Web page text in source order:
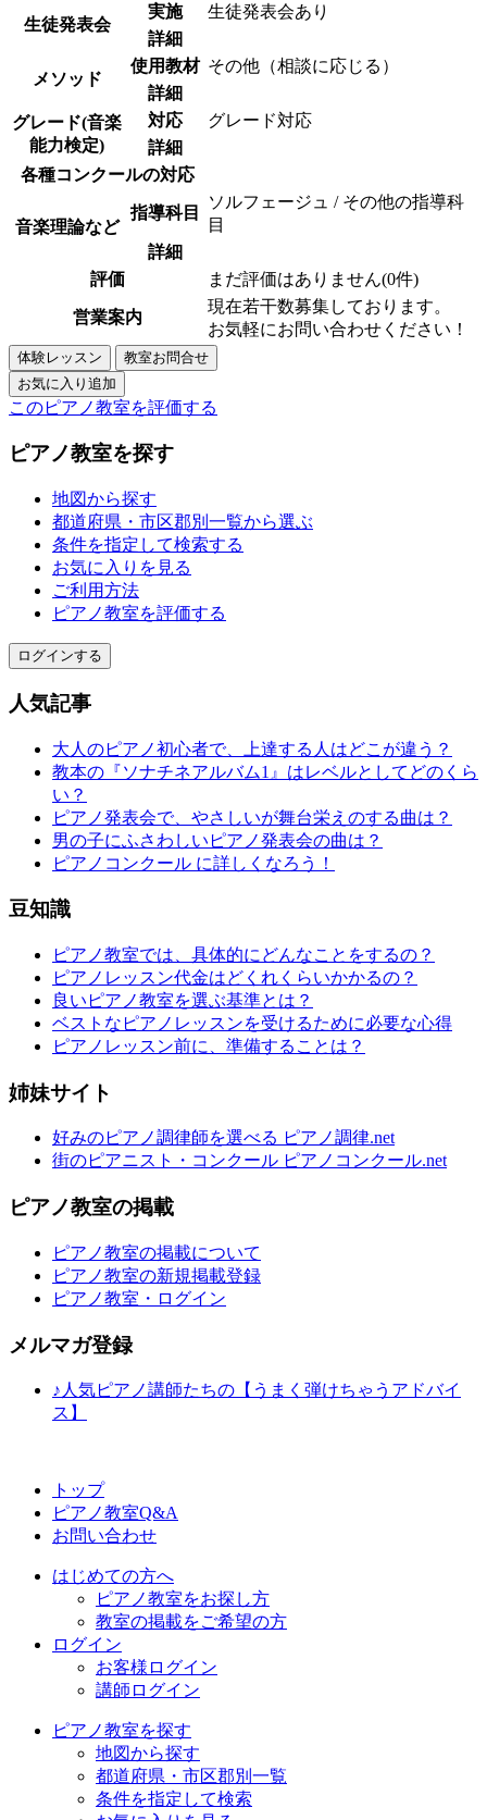
生徒発表会
実施
生徒発表会あり
詳細
メソッド
使用教材 その他（相談に応じる）
詳細
グレード(音楽
能力検定)
対応
グレード対応
詳細
各種コンクールの対応
音楽理論など
指導科目
ソルフェージュ / その他の指導科
目
詳細
評価
まだ評価はありません(0件)
営業案内
現在若干数募集しております。
お気軽にお問い合わせください！
このピアノ教室を評価する
ピアノ教室を探す
地図から探す
都道府県・市区郡別一覧から選ぶ
条件を指定して検索する
お気に入りを見る
ご利用方法
ピアノ教室を評価する
ログインする
人気記事
大人のピアノ初心者で、上達する人はどこが違う？
教本の『ソナチネアルバム1』はレベルとしてどのくら
い？
ピアノ発表会で、やさしいが舞台栄えのする曲は？
男の子にふさわしいピアノ発表会の曲は？
ピアノコンクール に詳しくなろう！
豆知識
ピアノ教室では、具体的にどんなことをするの？
ピアノレッスン代金はどくれくらいかかるの？
良いピアノ教室を選ぶ基準とは？
ベストなピアノレッスンを受けるために必要な心得
ピアノレッスン前に、準備することは？
姉妹サイト
好みのピアノ調律師を選べる ピアノ調律.net
街のピアニスト・コンクール ピアノコンクール.net
ピアノ教室の掲載
ピアノ教室の掲載について
ピアノ教室の新規掲載登録
ピアノ教室・ログイン
メルマガ登録
♪人気ピアノ講師たちの【うまく弾けちゃうアドバイ
ス】
トップ
ピアノ教室Q&A
お問い合わせ
はじめての方へ
ピアノ教室をお探し方
教室の掲載をご希望の方
ログイン
お客様ログイン
講師ログイン
ピアノ教室を探す
地図から探す
都道府県・市区郡別一覧
条件を指定して検索